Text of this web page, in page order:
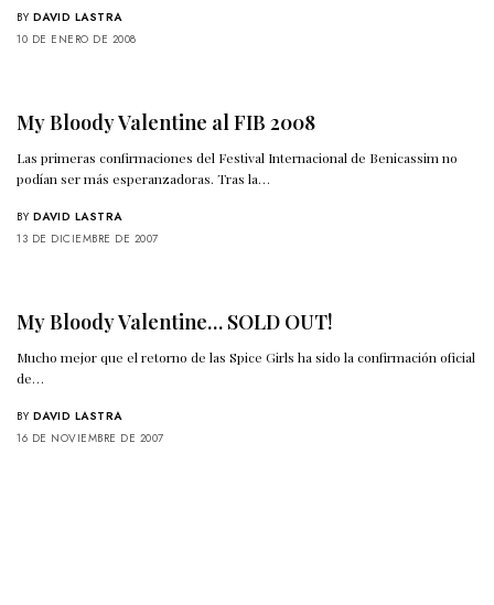
BY DAVID LASTRA
10 DE ENERO DE 2008
My Bloody Valentine al FIB 2008
Las primeras confirmaciones del Festival Internacional de Benicassim no
podían ser más esperanzadoras. Tras la…
BY DAVID LASTRA
13 DE DICIEMBRE DE 2007
My Bloody Valentine… SOLD OUT!
Mucho mejor que el retorno de las Spice Girls ha sido la confirmación oficial
de…
BY DAVID LASTRA
16 DE NOVIEMBRE DE 2007